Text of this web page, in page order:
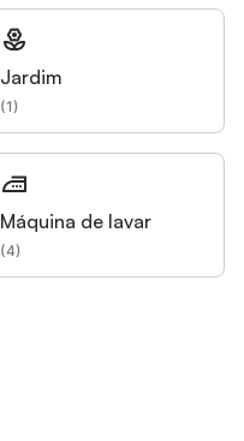
Jardim
(1)
Máquina de lavar
(4)